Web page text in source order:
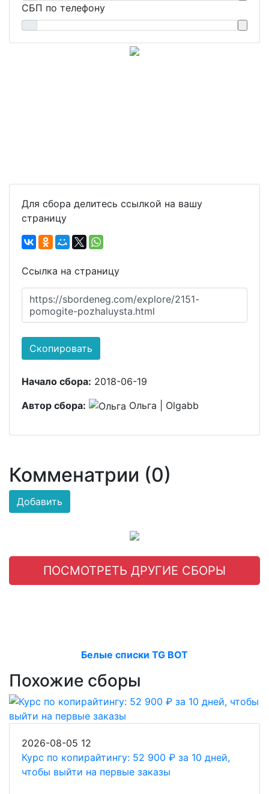
СБП по телефону
Для сбора делитесь ссылкой на вашу
страницу
Ссылка на страницу
https://sbordeneg.com/explore/2151-
pomogite-pozhaluysta.html
Скопировать
Начало сбора: 2018-06-19
Автор сбора:
Ольга | Olgabb
Комменатрии (0)
Добавить
ПОСМОТРЕТЬ ДРУГИЕ СБОРЫ
Белые списки TG BOT
Похожие сборы
2026-08-05 12
Курс по копирайтингу: 52 900 ₽ за 10 дней,
чтобы выйти на первые заказы